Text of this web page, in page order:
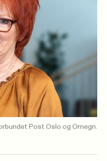
Post Oslo og Omegn.